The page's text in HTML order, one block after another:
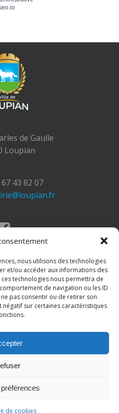
nous utilisons des technologies
et/ou accéder aux informations des
technologies nous permettra de
de navigation ou les ID
pas consentir ou de retirer son
sur certaines caractéristiques
de cookies
de Gaulle
Loupian
43 82 07
de Loupian. Un service
Comm'un Site